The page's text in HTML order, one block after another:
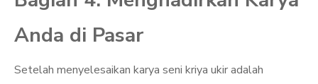
Anda di Pasar
Setelah menyelesaikan karya seni kriya ukir adalah